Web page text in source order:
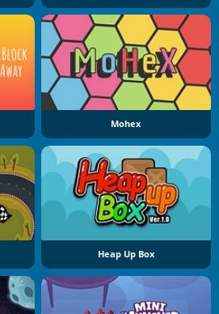
Mohex
Heap Up Box